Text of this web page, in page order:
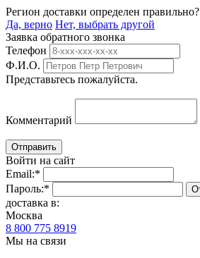
Регион доставки определен правильно?
Да, верно Нет, выбрать другой
Заявка обратного звонка
Телефон
Ф.И.О.
Представьтесь пожалуйста.
Комментарий
Войти на сайт
Email:*
Пароль:*
доставка в:
Москва
8 800 775 8919
Мы на связи